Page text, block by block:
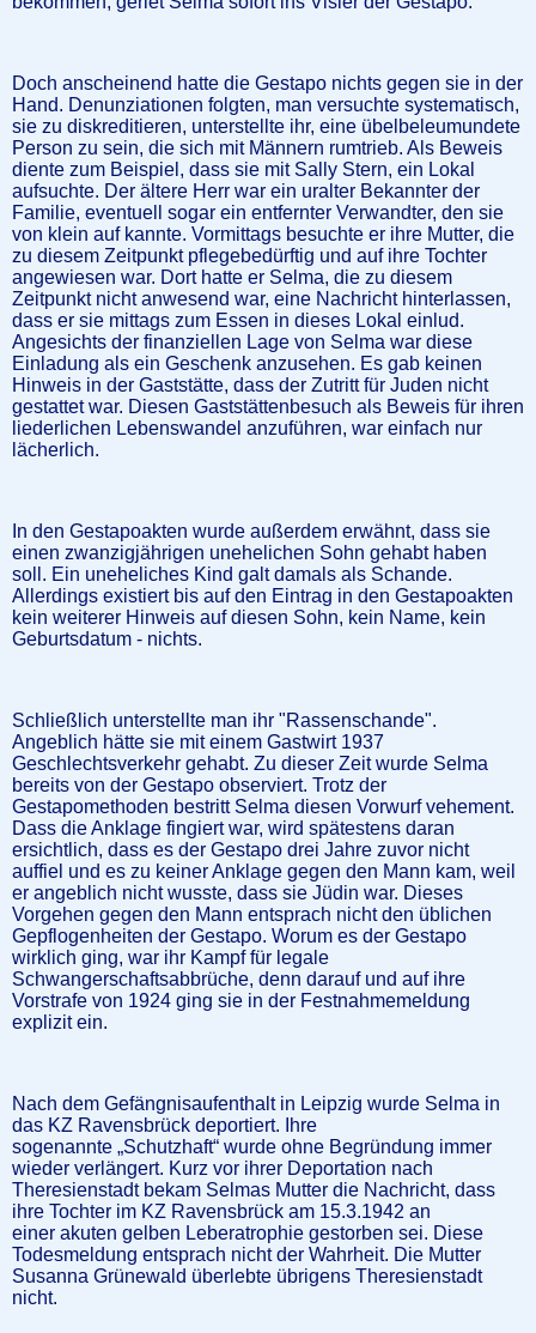
Doch anscheinend hatte die Gestapo nichts gegen sie in der
Hand. Denunziationen folgten, man versuchte systematisch,
sie zu diskreditieren, unterstellte ihr, eine übelbeleumundete
Person zu sein, die sich mit Männern rumtrieb. Als Beweis
diente zum Beispiel, dass sie mit Sally Stern, ein Lokal
aufsuchte. Der ältere Herr war ein uralter Bekannter der
Familie, eventuell sogar ein entfernter Verwandter, den sie
von klein auf kannte. Vormittags besuchte er ihre Mutter, die
zu diesem Zeitpunkt pflegebedürftig und auf ihre Tochter
angewiesen war. Dort hatte er Selma, die zu diesem
Zeitpunkt nicht anwesend war, eine Nachricht hinterlassen,
dass er sie mittags zum Essen in dieses Lokal einlud.
Angesichts der finanziellen Lage von Selma war diese
Einladung als ein Geschenk anzusehen. Es gab keinen
Hinweis in der Gaststätte, dass der Zutritt für Juden nicht
gestattet war. Diesen Gaststättenbesuch als Beweis für ihren
liederlichen Lebenswandel anzuführen, war einfach nur
lächerlich.
In den Gestapoakten wurde außerdem erwähnt, dass sie
einen zwanzigjährigen unehelichen Sohn gehabt haben
soll. Ein uneheliches Kind galt damals als Schande.
Allerdings existiert bis auf den Eintrag in den Gestapoakten
kein weiterer Hinweis auf diesen Sohn, kein Name, kein
Geburtsdatum - nichts.
Schließlich unterstellte man ihr "Rassenschande".
Angeblich hätte sie mit einem Gastwirt 1937
Geschlechtsverkehr gehabt. Zu dieser Zeit wurde Selma
bereits von der Gestapo observiert. Trotz der
Gestapomethoden bestritt Selma diesen Vorwurf vehement.
Dass die Anklage fingiert war, wird spätestens daran
ersichtlich, dass es der Gestapo drei Jahre zuvor nicht
auffiel und es zu keiner Anklage gegen den Mann kam, weil
er angeblich nicht wusste, dass sie Jüdin war. Dieses
Vorgehen gegen den Mann entsprach nicht den üblichen
Gepflogenheiten der Gestapo. Worum es der Gestapo
wirklich ging, war ihr Kampf für legale
Schwangerschaftsabbrüche, denn darauf und auf ihre
Vorstrafe von 1924 ging sie in der Festnahmemeldung
explizit ein.
Nach dem Gefängnisaufenthalt in Leipzig wurde Selma in
das KZ Ravensbrück deportiert. Ihre
sogenannte „Schutzhaft“ wurde ohne Begründung immer
wieder verlängert. Kurz vor ihrer Deportation nach
Theresienstadt bekam Selmas Mutter die Nachricht, dass
ihre Tochter im KZ Ravensbrück am 15.3.1942 an
einer akuten gelben Leberatrophie gestorben sei. Diese
Todesmeldung entsprach nicht der Wahrheit. Die Mutter
Susanna Grünewald überlebte übrigens Theresienstadt
nicht.